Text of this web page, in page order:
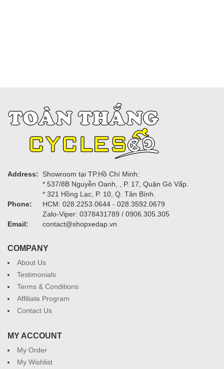
Address:
Showroom tại TP.Hồ Chí Minh:
* 537/8B Nguyễn Oanh, , P. 17, Quận Gò Vấp.
* 321 Hồng Lạc, P. 10, Q. Tân Bình.
Phone:
HCM: 028.2253.0644 - 028.3592.0679
Zalo-Viper: 0378431789 / 0906.305.305
Email:
contact@shopxedap.vn
COMPANY
About Us
Testimonials
Terms & Conditions
Affiliate Program
Contact Us
MY ACCOUNT
My Order
My Wishlist